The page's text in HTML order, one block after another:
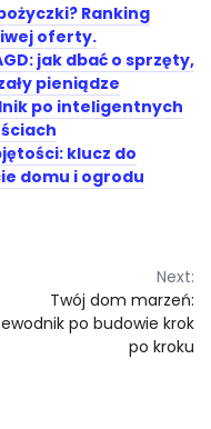
Ranking
oferty.
jak dbać o sprzęty,
pieniądze
po inteligentnych
klucz do
domu i ogrodu
Next:
Twój dom marzeń:
po budowie krok
po kroku